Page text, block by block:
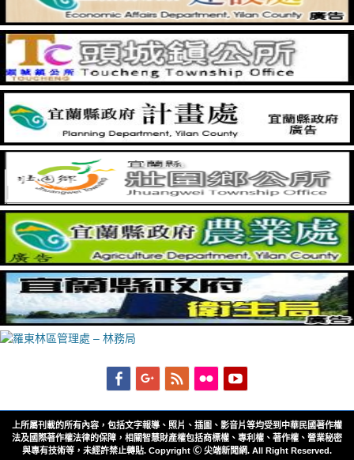
FacebookGoogleplus
Feed Flickr
上所屬刊載的所有內容，包括文字報導、照片、插圖、影音片等均受到中華民國著作權
法及國際著作權法律的保障，相關智慧財產權包括商標權、專利權、著作權、營業秘密
與專有技術等，未經許禁止轉貼. Copyright Ⓒ 尖端新聞網. All Right Reserved.